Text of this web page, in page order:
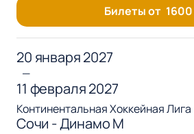
Билеты от 1600
20 января 2027
—
11 февраля 2027
Континентальная Хоккейная Лига
Сочи - Динамо М